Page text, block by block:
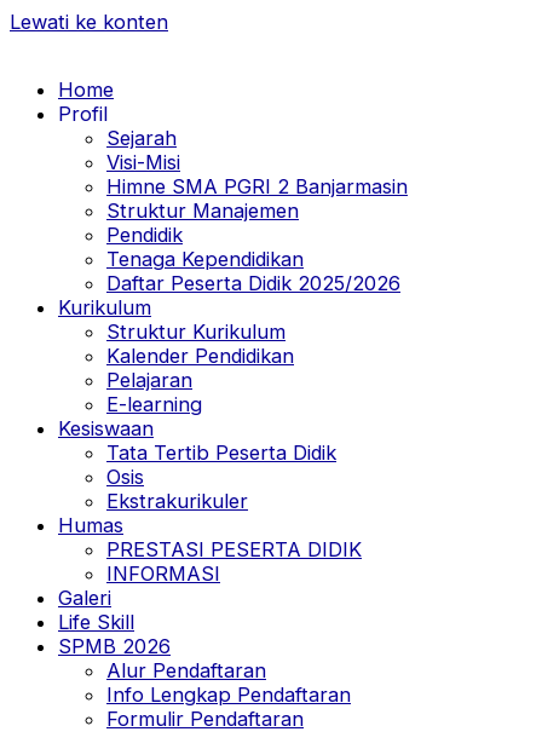
Lewati ke konten
Home
Profil
Sejarah
Visi-Misi
Himne SMA PGRI 2 Banjarmasin
Struktur Manajemen
Pendidik
Tenaga Kependidikan
Daftar Peserta Didik 2025/2026
Kurikulum
Struktur Kurikulum
Kalender Pendidikan
Pelajaran
E-learning
Kesiswaan
Tata Tertib Peserta Didik
Osis
Ekstrakurikuler
Humas
PRESTASI PESERTA DIDIK
INFORMASI
Galeri
Life Skill
SPMB 2026
Alur Pendaftaran
Info Lengkap Pendaftaran
Formulir Pendaftaran